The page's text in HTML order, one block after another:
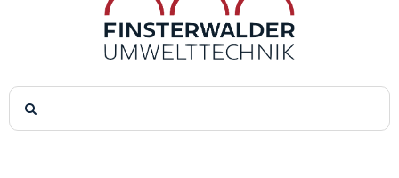
Suche
nach: